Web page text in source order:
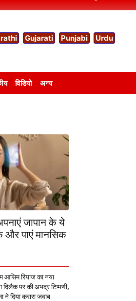
Gujarati Punjabi Urdu
विडियो अन्य
जापान के ये
और पाएं मानसिक
आसिम रियाज का नया
दिलैक पर की अभद्र टिप्पणी,
ने दिया करारा जवाब